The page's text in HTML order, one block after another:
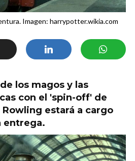
Imagen: harrypotter.wikia.com
los magos y las
con el 'spin-off' de
estará a cargo
entrega.